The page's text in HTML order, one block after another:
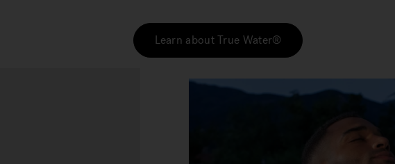
Learn about True Water®